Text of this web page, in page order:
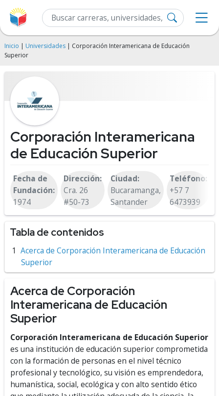
Inicio | Universidades | Corporación Interamericana de Educación
Superior
Corporación Interamericana
de Educación Superior
Fecha de
Fundación:
1974
Dirección:
Cra. 26
#50-73
Ciudad:
Bucaramanga,
Santander
Teléfono:
+57 7
6473939
Tabla de contenidos
Acerca de Corporación Interamericana de Educación
Superior
Acerca de Corporación
Interamericana de Educación
Superior
Corporación Interamericana de Educación Superior
es una institución de educación superior comprometida
con la formación de personas en el nivel técnico
profesional y tecnológico, su visión es emprendedora,
humanística, social, ecológica y con alto sentido ético